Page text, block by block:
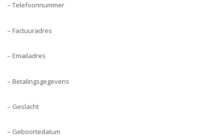
– Telefoonnummer
– Factuuradres
– Emailadres
– Betalingsgegevens
– Geslacht
– Geboortedatum